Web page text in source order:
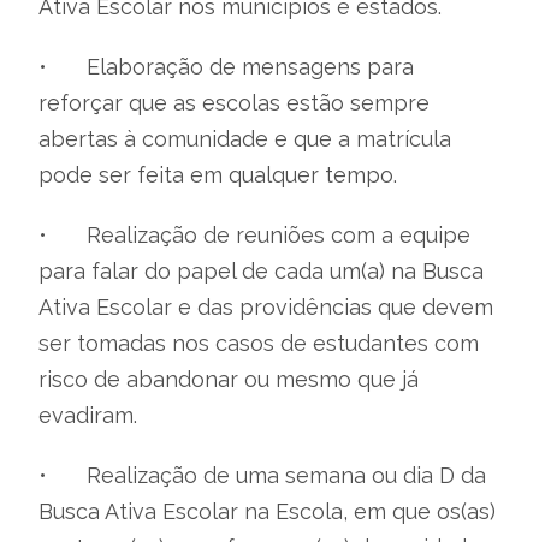
Ativa Escolar nos municípios e estados.
•
Elaboração de mensagens para
reforçar que as escolas estão sempre
abertas à comunidade e que a matrícula
pode ser feita em qualquer tempo.
•
Realização de reuniões com a equipe
para falar do papel de cada um(a) na Busca
Ativa Escolar e das providências que devem
ser tomadas nos casos de estudantes com
risco de abandonar ou mesmo que já
evadiram.
•
Realização de uma semana ou dia D da
Busca Ativa Escolar na Escola, em que os(as)